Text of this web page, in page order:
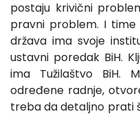
postaju krivični
pravni problem. I
država ima svoje
ustavni poredak BiH.
ima Tužilaštvo BiH.
određene radnje,
treba da detaljno prati